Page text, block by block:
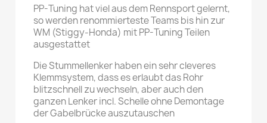
PP-Tuning hat viel aus dem Rennsport gelernt,
so werden renommierteste Teams bis hin zur
WM (Stiggy-Honda) mit PP-Tuning Teilen
ausgestattet
Die Stummellenker haben ein sehr cleveres
Klemmsystem, dass es erlaubt das Rohr
blitzschnell zu wechseln, aber auch den
ganzen Lenker incl. Schelle ohne Demontage
der Gabelbrücke auszutauschen